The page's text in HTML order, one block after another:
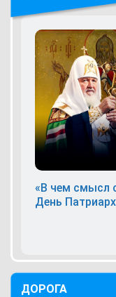
«В чем смысл
День
ДОРОГА